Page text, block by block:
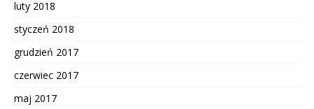
luty 2018
styczeń 2018
grudzień 2017
czerwiec 2017
maj 2017